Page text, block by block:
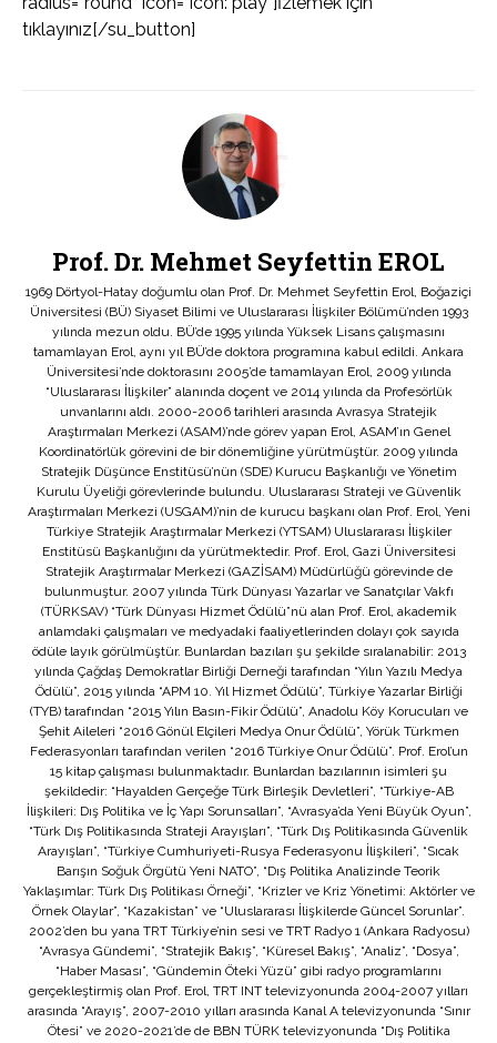
tıklayınız[/su_button]
Prof. Dr. Mehmet Seyfettin EROL
1969 Dörtyol-Hatay doğumlu olan Prof. Dr. Mehmet Seyfettin Erol, Boğaziçi
Üniversitesi (BÜ) Siyaset Bilimi ve Uluslararası İlişkiler Bölümü’nden 1993
yılında mezun oldu. BÜ’de 1995 yılında Yüksek Lisans çalışmasını
tamamlayan Erol, aynı yıl BÜ’de doktora programına kabul edildi. Ankara
Üniversitesi’nde doktorasını 2005’de tamamlayan Erol, 2009 yılında
“Uluslararası İlişkiler” alanında doçent ve 2014 yılında da Profesörlük
unvanlarını aldı. 2000-2006 tarihleri arasında Avrasya Stratejik
Araştırmaları Merkezi (ASAM)’nde görev yapan Erol, ASAM’ın Genel
Koordinatörlük görevini de bir dönemliğine yürütmüştür. 2009 yılında
Stratejik Düşünce Enstitüsü’nün (SDE) Kurucu Başkanlığı ve Yönetim
Kurulu Üyeliği görevlerinde bulundu. Uluslararası Strateji ve Güvenlik
Araştırmaları Merkezi (USGAM)’nin de kurucu başkanı olan Prof. Erol, Yeni
Türkiye Stratejik Araştırmalar Merkezi (YTSAM) Uluslararası İlişkiler
Enstitüsü Başkanlığını da yürütmektedir. Prof. Erol, Gazi Üniversitesi
Stratejik Araştırmalar Merkezi (GAZİSAM) Müdürlüğü görevinde de
bulunmuştur. 2007 yılında Türk Dünyası Yazarlar ve Sanatçılar Vakfı
(TÜRKSAV) “Türk Dünyası Hizmet Ödülü”nü alan Prof. Erol, akademik
anlamdaki çalışmaları ve medyadaki faaliyetlerinden dolayı çok sayıda
ödüle layık görülmüştür. Bunlardan bazıları şu şekilde sıralanabilir: 2013
yılında Çağdaş Demokratlar Birliği Derneği tarafından “Yılın Yazılı Medya
Ödülü”, 2015 yılında “APM 10. Yıl Hizmet Ödülü”, Türkiye Yazarlar Birliği
(TYB) tarafından “2015 Yılın Basın-Fikir Ödülü”, Anadolu Köy Korucuları ve
Şehit Aileleri “2016 Gönül Elçileri Medya Onur Ödülü”, Yörük Türkmen
Federasyonları tarafından verilen “2016 Türkiye Onur Ödülü”. Prof. Erol’un
15 kitap çalışması bulunmaktadır. Bunlardan bazılarının isimleri şu
şekildedir: “Hayalden Gerçeğe Türk Birleşik Devletleri”, “Türkiye-AB
İlişkileri: Dış Politika ve İç Yapı Sorunsalları”, “Avrasya’da Yeni Büyük Oyun”,
“Türk Dış Politikasında Strateji Arayışları”, “Türk Dış Politikasında Güvenlik
Arayışları”, “Türkiye Cumhuriyeti-Rusya Federasyonu İlişkileri”, “Sıcak
Barışın Soğuk Örgütü Yeni NATO”, “Dış Politika Analizinde Teorik
Yaklaşımlar: Türk Dış Politikası Örneği”, “Krizler ve Kriz Yönetimi: Aktörler ve
Örnek Olaylar”, “Kazakistan” ve “Uluslararası İlişkilerde Güncel Sorunlar”.
2002’den bu yana TRT Türkiye’nin sesi ve TRT Radyo 1 (Ankara Radyosu)
“Avrasya Gündemi”, “Stratejik Bakış”, “Küresel Bakış”, “Analiz”, “Dosya”,
“Haber Masası”, “Gündemin Öteki Yüzü” gibi radyo programlarını
gerçekleştirmiş olan Prof. Erol, TRT INT televizyonunda 2004-2007 yılları
arasında “Arayış”, 2007-2010 yılları arasında Kanal A televizyonunda “Sınır
Ötesi” ve 2020-2021’de de BBN TÜRK televizyonunda “Dış Politika